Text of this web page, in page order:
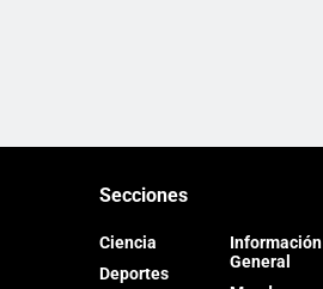
Secciones
Ciencia
Deportes
Información
General